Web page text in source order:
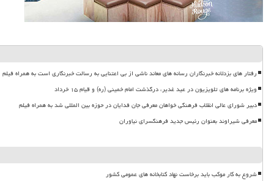
رفتار های بزدلانه خبرنگاران رسانه های معاند ناشی از بی اعتنایی به رسالت خبرنگاری است به همراه فیلم
ویژه برنامه های تلویزیون در عید غدیر، درگذشت امام خمینی (ره) و قیام ۱۵ خرداد
دبیر شورای عالی انقلاب فرهنگی خواهان معرفی جان فدایان در حوزه بین المللی شد به همراه فیلم
معرفی شیراوند بعنوان رئیس جدید فرهنگسرای نیاوران
شروع به کار موکب باید برخاست نهاد کتابخانه های عمومی کشور